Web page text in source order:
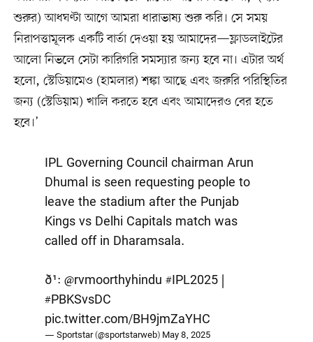
শুরুর) আধঘণ্টা আগে আমরা ধারাভাষ্য শুরু করি। সে সময়
নিরাপত্তামূলক একটি বার্তা দেওয়া হয় আমাদের—ফ্লাডলাইটের
আলো নিভলে সেটা কারিগরি সমস্যার জন্য হবে না। এটার অর্থ
হলো, স্টেডিয়ামেও (হামলার) শঙ্কা আছে এবং জরুরি পরিস্থিতির
জন্য (স্টেডিয়াম) খালি করতে হবে এবং আমাদেরও বের হতে
হবে।’
IPL Governing Council chairman Arun
Dhumal is seen requesting people to
leave the stadium after the Punjab
Kings vs Delhi Capitals match was
called off in Dharamsala.
ð¹: @rvmoorthyhindu #IPL2025 |
#PBKSvsDC
pic.twitter.com/BH9jmZaYHC
— Sportstar (@sportstarweb) May 8, 2025